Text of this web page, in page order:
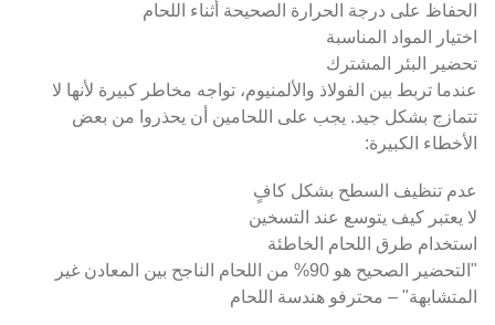
الحفاظ على درجة الحرارة الصحيحة أثناء اللحام
اختيار المواد المناسبة
تحضير البئر المشترك
عندما تربط بين الفولاذ والألمنيوم، تواجه مخاطر كبيرة لأنها لا
تتمازج بشكل جيد. يجب على اللحامين أن يحذروا من بعض
الأخطاء الكبيرة:
عدم تنظيف السطح بشكل كافٍ
لا يعتبر كيف يتوسع عند التسخين
استخدام طرق اللحام الخاطئة
"التحضير الصحيح هو 90% من اللحام الناجح بين المعادن غير
المتشابهة" – محترفو هندسة اللحام